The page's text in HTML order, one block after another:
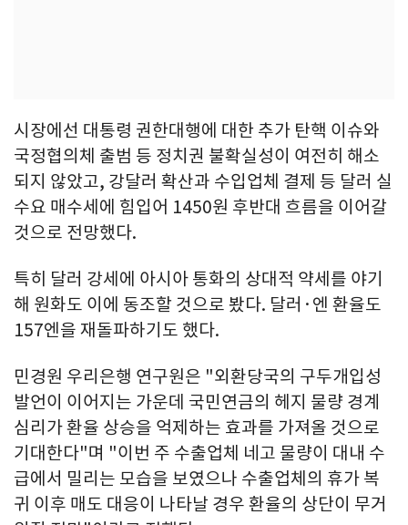
시장에선 대통령 권한대행에 대한 추가 탄핵 이슈와
국정협의체 출범 등 정치권 불확실성이 여전히 해소
되지 않았고, 강달러 확산과 수입업체 결제 등 달러 실
수요 매수세에 힘입어 1450원 후반대 흐름을 이어갈
것으로 전망했다.
특히 달러 강세에 아시아 통화의 상대적 약세를 야기
해 원화도 이에 동조할 것으로 봤다. 달러·엔 환율도
157엔을 재돌파하기도 했다.
민경원 우리은행 연구원은 "외환당국의 구두개입성
발언이 이어지는 가운데 국민연금의 헤지 물량 경계
심리가 환율 상승을 억제하는 효과를 가져올 것으로
기대한다"며 "이번 주 수출업체 네고 물량이 대내 수
급에서 밀리는 모습을 보였으나 수출업체의 휴가 복
귀 이후 매도 대응이 나타날 경우 환율의 상단이 무거